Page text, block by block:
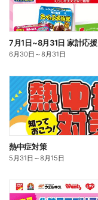
7月1日~8月31日 家計応援
6月30日 ～8月31日
熱中症対策
5月31日 ～8月15日